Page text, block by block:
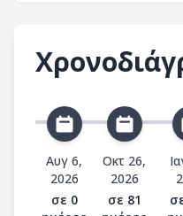
Αυγ 6,
2026
σε 0
Οκτ 26,
2026
σε 81